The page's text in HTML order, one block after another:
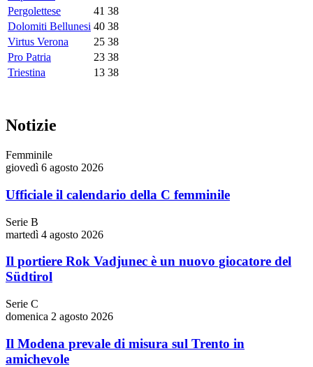
Pergolettese
41 38
Dolomiti Bellunesi 40 38
Virtus Verona
25 38
Pro Patria
23 38
Triestina
13 38
Notizie
Femminile
giovedì 6 agosto 2026
Ufficiale il calendario della C femminile
Serie B
martedì 4 agosto 2026
Il portiere Rok Vadjunec è un nuovo giocatore del
Südtirol
Serie C
domenica 2 agosto 2026
Il Modena prevale di misura sul Trento in
amichevole